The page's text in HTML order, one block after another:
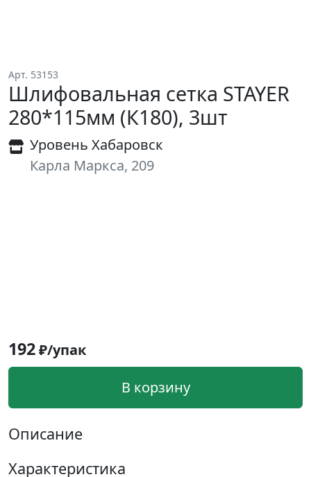
Арт. 53153
Шлифовальная сетка STAYER
280*115мм (К180), 3шт
Уровень Хабаровск
Карла Маркса, 209
192₽/упак
В корзину
Описание
Характеристика